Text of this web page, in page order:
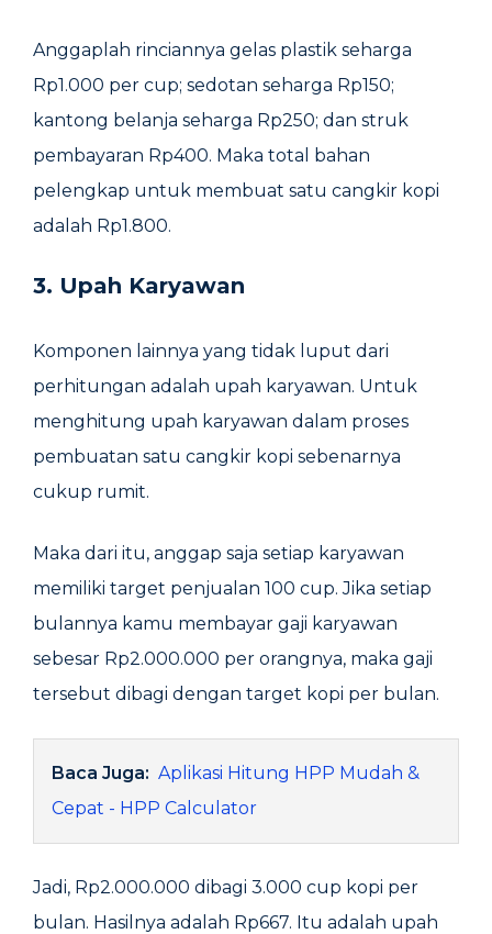
Anggaplah rinciannya gelas plastik seharga
Rp1.000 per cup; sedotan seharga Rp150;
kantong belanja seharga Rp250; dan struk
pembayaran Rp400. Maka total bahan
pelengkap untuk membuat satu cangkir kopi
adalah Rp1.800.
3. Upah Karyawan
Komponen lainnya yang tidak luput dari
perhitungan adalah upah karyawan. Untuk
menghitung upah karyawan dalam proses
pembuatan satu cangkir kopi sebenarnya
cukup rumit.
Maka dari itu, anggap saja setiap karyawan
memiliki target penjualan 100 cup. Jika setiap
bulannya kamu membayar gaji karyawan
sebesar Rp2.000.000 per orangnya, maka gaji
tersebut dibagi dengan target kopi per bulan.
Baca Juga: Aplikasi Hitung HPP Mudah &
Cepat - HPP Calculator
Jadi, Rp2.000.000 dibagi 3.000 cup kopi per
bulan. Hasilnya adalah Rp667. Itu adalah upah